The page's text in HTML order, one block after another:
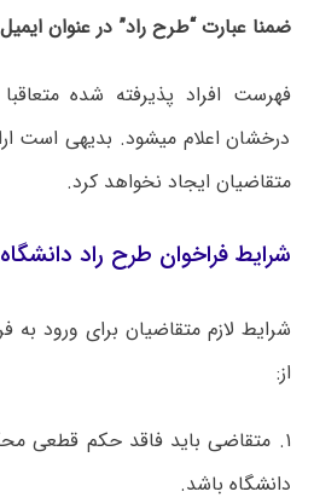
ضمنا عبارت “طرح راد” در عنوان
فهرست افراد پذیرفته شده
درخشان اعلام می­شود. بدیهی است
متقاضیان ایجاد نخواهد کرد.
شرایط فراخوان طرح راد
شرایط لازم متقاضیان برای ورود به
از:
۱. متقاضی باید فاقد حکم قطعی
دانشگاه باشد.